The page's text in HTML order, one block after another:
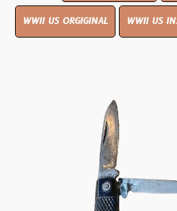
WWII US ORGIGINAL WWII US